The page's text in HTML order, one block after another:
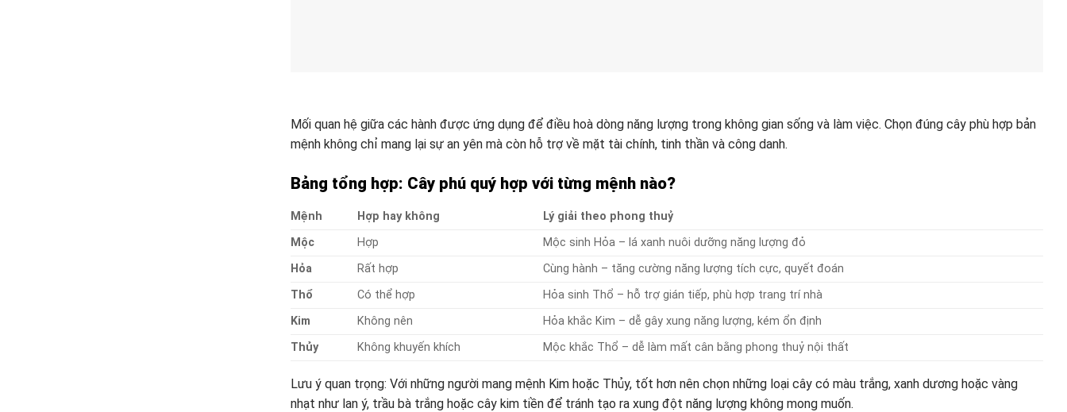
Mối quan hệ giữa các hành được ứng dụng để điều hoà dòng năng lượng trong không gian sống và làm việc. Chọn đúng cây phù hợp bản
mệnh không chỉ mang lại sự an yên mà còn hỗ trợ về mặt tài chính, tinh thần và công danh.
Bảng tổng hợp: Cây phú quý hợp với từng mệnh nào?
Mệnh Hợp hay không
Lý giải theo phong thuỷ
Mộc
Hợp
Mộc sinh Hỏa – lá xanh nuôi dưỡng năng lượng đỏ
Hỏa
Rất hợp
Cùng hành – tăng cường năng lượng tích cực, quyết đoán
Thổ
Có thể hợp
Hỏa sinh Thổ – hỗ trợ gián tiếp, phù hợp trang trí nhà
Kim
Không nên
Hỏa khắc Kim – dễ gây xung năng lượng, kém ổn định
Thủy
Không khuyến khích Mộc khắc Thổ – dễ làm mất cân bằng phong thuỷ nội thất
Lưu ý quan trọng: Với những người mang mệnh Kim hoặc Thủy, tốt hơn nên chọn những loại cây có màu trắng, xanh dương hoặc vàng
nhạt như lan ý, trầu bà trắng hoặc cây kim tiền để tránh tạo ra xung đột năng lượng không mong muốn.